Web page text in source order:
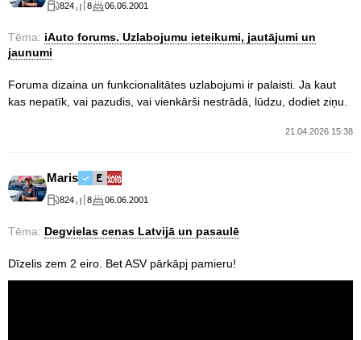
824 8 06.06.2001
Tēma: iAuto forums. Uzlabojumu ieteikumi, jautājumi un
jaunumi
Foruma dizaina un funkcionalitātes uzlabojumi ir palaisti. Ja kaut
kas nepatīk, vai pazudis, vai vienkārši nestrādā, lūdzu, dodiet ziņu.
21.04.2026 15:38
Maris
824 8 06.06.2001
Tēma: Degvielas cenas Latvijā un pasaulē
Dīzelis zem 2 eiro. Bet ASV pārkāpj pamieru!